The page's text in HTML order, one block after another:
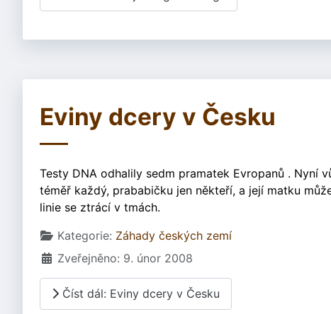
Eviny dcery v Česku
Testy DNA odhalily sedm pramatek Evropanů . Nyní
téměř každý, prababičku jen někteří, a její matku
linie se ztrácí v tmách.
Základní údaje
Kategorie: Záhady českých zemí
Zveřejněno: 9. únor 2008
Číst dál: Eviny dcery v Česku